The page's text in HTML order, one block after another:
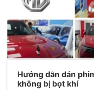
Hướng dẫn dán
không bị bọt khí